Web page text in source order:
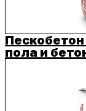
пола и